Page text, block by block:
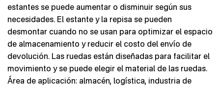
estantes se puede aumentar o disminuir según sus
necesidades. El estante y la repisa se pueden
desmontar cuando no se usan para optimizar el espacio
de almacenamiento y reducir el costo del envío de
devolución. Las ruedas están diseñadas para facilitar el
movimiento y se puede elegir el material de las ruedas.
Área de aplicación: almacén, logística, industria de